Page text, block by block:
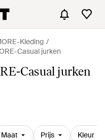
Kleding
Casual jurken
Casual jurken
Maat Prijs Kleur